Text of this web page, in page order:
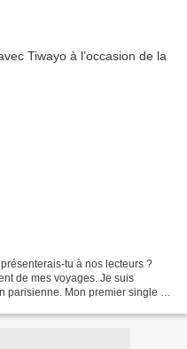
tu à nos lecteurs ?
de mes voyages. Je suis
parisienne. Mon premier single «